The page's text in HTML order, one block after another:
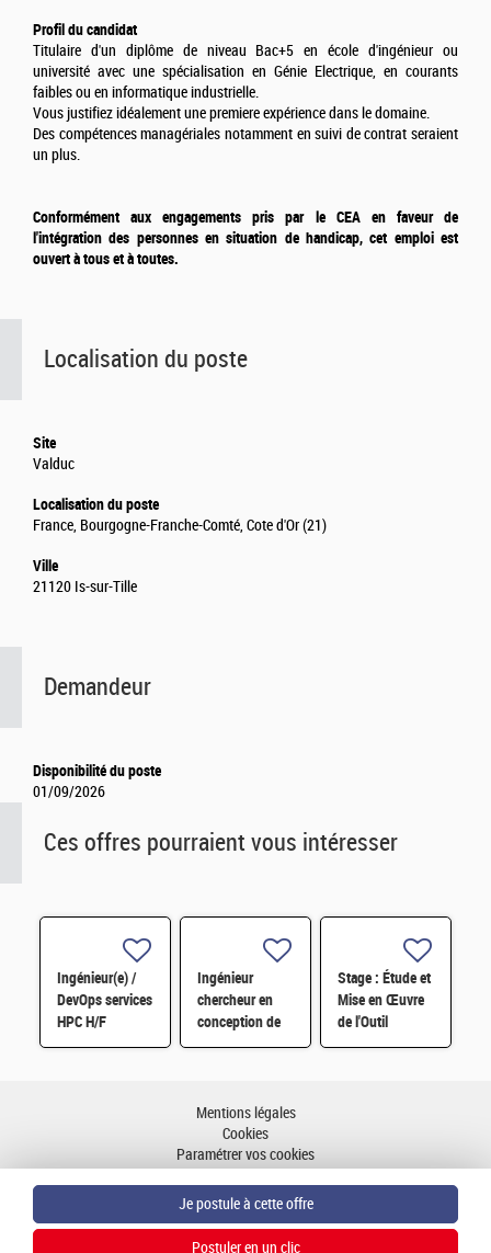
Profil du candidat
Titulaire d'un diplôme de niveau Bac+5 en école d'ingénieur ou
université avec une spécialisation en Génie Electrique, en courants
faibles ou en informatique industrielle.
Vous justifiez idéalement une premiere expérience dans le domaine.
Des compétences managériales notamment en suivi de contrat seraient
un plus.
Conformément aux engagements pris par le CEA en faveur de
l'intégration des personnes en situation de handicap, cet emploi est
ouvert à tous et à toutes.
Localisation du poste
Site
Valduc
Localisation du poste
France, Bourgogne-Franche-Comté, Cote d'Or (21)
Ville
21120 Is-sur-Tille
Demandeur
Disponibilité du poste
01/09/2026
Ces offres pourraient vous intéresser
Ingénieur(e) /
DevOps services
HPC H/F
Ingénieur
chercheur en
conception de
circuits intégrés
Modules (FEM)
Stage : Étude et
Mise en Œuvre
de l'Outil
VMware Cloud
Mentions légales
Cookies
Paramétrer vos cookies
Plan du site
Aller en haut